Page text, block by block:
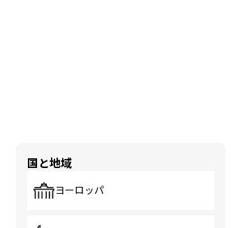
国と地域
ヨーロッパ